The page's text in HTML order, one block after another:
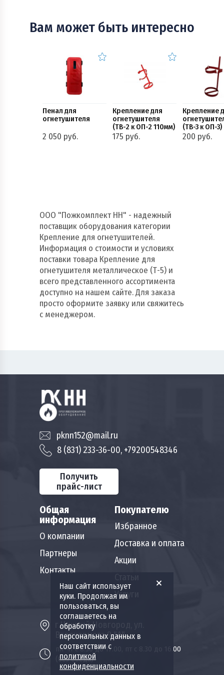
Наш сайт использует
куки. Продолжая им
пользоваться, вы
соглашаетесь на
обработку
персональных данных в
соответствии с
политикой
конфиденциальности
Вам может быть интересно
Пенал для
огнетушителя
2 050 руб.
Крепление для
огнетушителя
(ТВ-2 к ОП-2 110мм)
175 руб.
Крепление
(ТВ-3 к ОП-3)
200 руб.
ООО "Пожкомплект НН" - надежный
поставщик оборудования категории
Крепление для огнетушителей.
Информация о стоимости и условиях
поставки товара Крепление для
огнетушителя металлическое (Т-5) и
всего представленного ассортимента
доступно на нашем сайте. Для заказа
просто оформите заявку или свяжитесь
с менеджером.
Общая
информация
О компании
Партнеры
Контакты
Покупателю
Избранное
Доставка и оплата
Акции
Услуги
pknn152@mail.ru
8 (831) 233-36-00, +79200548346
Получить
прайс-лист
г.Нижний Новгород, ул.
Вторчермета 9 "А"
пн-чт с 8.30 до 17.00, пт с 8.30 до 16.00
(без обеда)